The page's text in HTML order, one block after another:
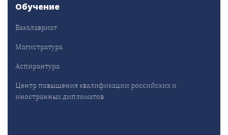
Обучение
Бакалавриат
Магистратура
Аспирантура
Центр повышения квалификации российских и
иностранных дипломатов